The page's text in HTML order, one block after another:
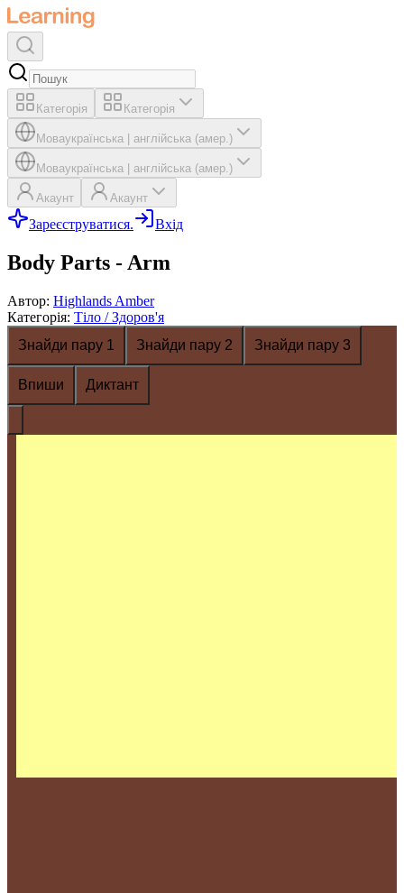
Категорія Категорія
Моваукраїнська англійська (амер.)
Моваукраїнська англійська (амер.)
Акаунт Акаунт
Зареєструватися. Вхід
Body Parts - Arm
Автор: Highlands Amber
Категорія: Тіло / Здоров'я
Знайди пару 1
Знайди пару 2 Знайди пару 3
Впиши Диктант